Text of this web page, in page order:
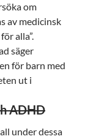
om
av medicinsk
alla”.
säger
för barn med
ut i
ADHD
under dessa